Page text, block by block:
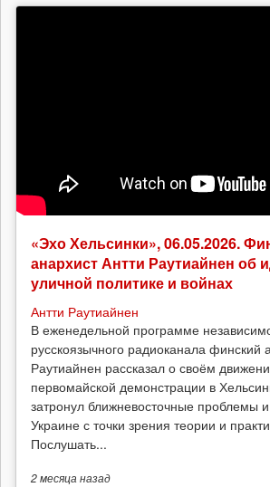
«Эхо Хельсинки», 06.05.2026.
анархист Антти Раутиайнен об
уличной политике и войнах
Антти Раутиайнен
В еженедельной программе
русскоязычного радиоканала финский
Раутиайнен рассказал о своём
первомайской демонстрации в
затронул ближневосточные проблемы
Украине с точки зрения теории и
Послушать...
2 месяцаназад